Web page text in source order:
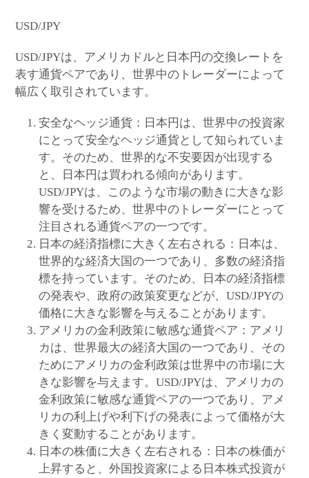
USD/JPY
USD/JPYは、アメリカドルと日本円の交換レートを
表す通貨ペアであり、世界中のトレーダーによって
幅広く取引されています。
安全なヘッジ通貨：日本円は、世界中の投資家
にとって安全なヘッジ通貨として知られていま
す。そのため、世界的な不安要因が出現する
と、日本円は買われる傾向があります。
USD/JPYは、このような市場の動きに大きな影
響を受けるため、世界中のトレーダーにとって
注目される通貨ペアの一つです。
日本の経済指標に大きく左右される：日本は、
世界的な経済大国の一つであり、多数の経済指
標を持っています。そのため、日本の経済指標
の発表や、政府の政策変更などが、USD/JPYの
価格に大きな影響を与えることがあります。
アメリカの金利政策に敏感な通貨ペア：アメリ
カは、世界最大の経済大国の一つであり、その
ためにアメリカの金利政策は世界中の市場に大
きな影響を与えます。USD/JPYは、アメリカの
金利政策に敏感な通貨ペアの一つであり、アメ
リカの利上げや利下げの発表によって価格が大
きく変動することがあります。
日本の株価に大きく左右される：日本の株価が
上昇すると、外国投資家による日本株式投資が